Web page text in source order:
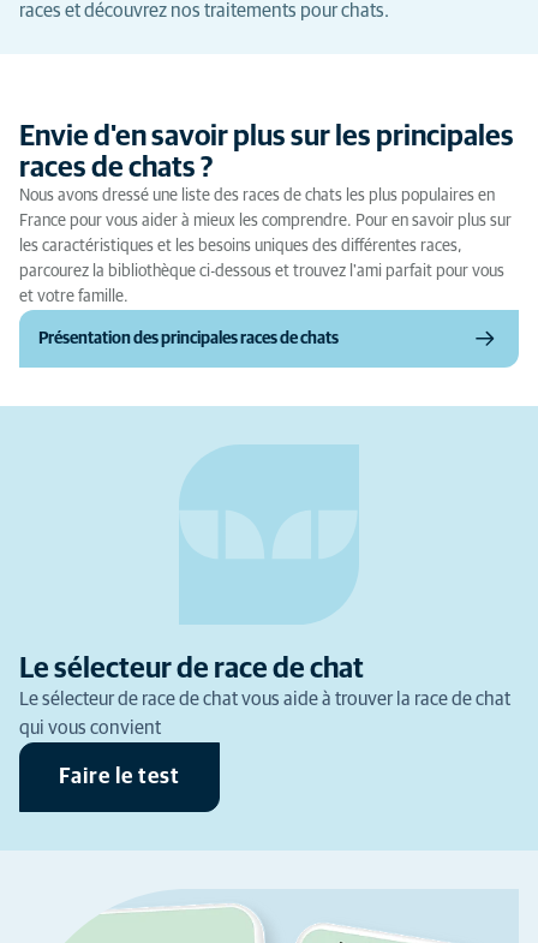
races et découvrez nos traitements pour chats.
Envie d'en savoir plus sur les principales
races de chats ?
Nous avons dressé une liste des races de chats les plus populaires en
France pour vous aider à mieux les comprendre. Pour en savoir plus sur
les caractéristiques et les besoins uniques des différentes races,
parcourez la bibliothèque ci-dessous et trouvez l'ami parfait pour vous
et votre famille.
Présentation des principales races de chats
Le sélecteur de race de chat
Le sélecteur de race de chat vous aide à trouver la race de chat
qui vous convient
Faire le test